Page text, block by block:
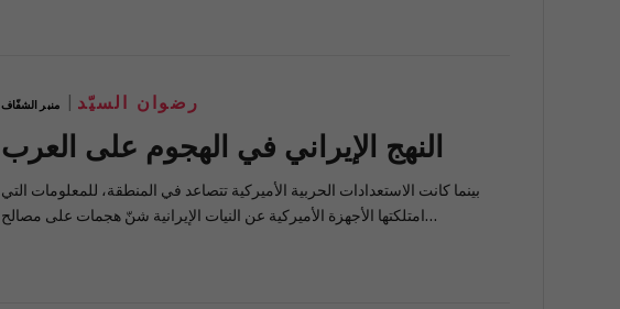
منبر الشفّاف رضوان السيّد
النهج الإيراني في الهجوم على العرب
بينما كانت الاستعدادات الحربية الأميركية تتصاعد في المنطقة، للمعلومات التي
امتلكتها الأجهزة الأميركية عن النيات الإيرانية شنّ هجمات على مصالح…